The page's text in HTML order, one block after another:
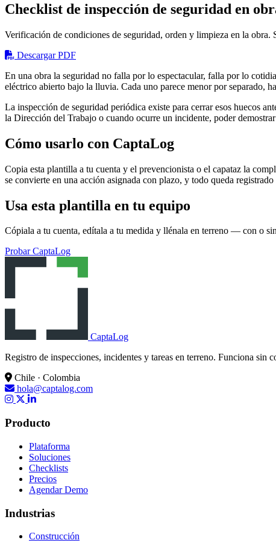
Checklist de inspección de seguridad en
Verificación de condiciones de seguridad, orden y limpieza en la obra.
Descargar PDF
En una obra la seguridad no falla por lo espectacular, falla por lo
eléctrico abierto bajo la lluvia. Cada uno parece menor por separado,
La inspección de seguridad periódica existe para cerrar esos huecos
la Dirección del Trabajo o cuando ocurre un incidente, poder
Cómo usarlo con CaptaLog
Copia esta plantilla a tu cuenta y el prevencionista o el capataz la
se convierte en una acción asignada con plazo, y todo queda
Usa esta plantilla en tu equipo
Cópiala a tu cuenta, edítala a tu medida y llénala en terreno — con o
Probar CaptaLog
CaptaLog
Registro de inspecciones, incidentes y tareas en terreno. Funciona sin
Chile · Colombia
hola@captalog.com
Producto
Plataforma
Soluciones
Checklists
Precios
Agendar Demo
Industrias
Construcción